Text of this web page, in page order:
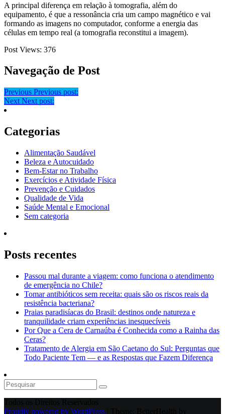
A principal diferença em relação à tomografia, além do
equipamento, é que a ressonância cria um campo magnético e vai
formando as imagens no computador, conforme a energia das
células em tempo real (a tomografia reconstitui a imagem).
Post Views: 376
Navegação de Post
Previous Previous post:
Next Next post:
Categorias
Alimentação Saudável
Beleza e Autocuidado
Bem-Estar no Trabalho
Exercícios e Atividade Física
Prevenção e Cuidados
Qualidade de Vida
Saúde Mental e Emocional
Sem categoria
Posts recentes
Passou mal durante a viagem: como funciona o atendimento
de emergência no Chile?
Tomar antibióticos sem receita: quais são os riscos reais da
resistência bacteriana?
Praias paradisíacas do Brasil: destinos onde natureza e
tranquilidade criam experiências inesquecíveis
Por Que a Cera de Carnaúba é Conhecida como a Rainha das
Ceras?
Tratamento de Alergia em São Caetano do Sul: Perguntas que
Todo Paciente Tem — e as Respostas que Fazem Diferença
Proudly powered by WordPress